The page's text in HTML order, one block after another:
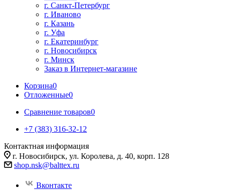
г. Санкт-Петербург
г. Иваново
г. Казань
г. Уфа
г. Екатеринбург
г. Новосибирск
г. Минск
Заказ в Интернет-магазине
Корзина0
Отложенные0
Сравнение товаров0
+7 (383) 316-32-12
Контактная информация
г. Новосибирск, ул. Королева, д. 40, корп. 128
shop.nsk@balttex.ru
Вконтакте